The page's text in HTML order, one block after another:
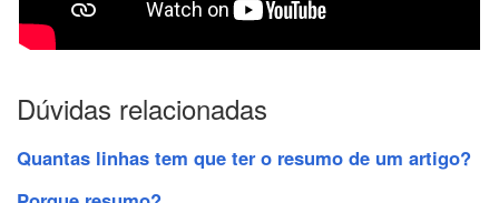
Dúvidas relacionadas
Quantas linhas tem que ter o resumo de um artigo?